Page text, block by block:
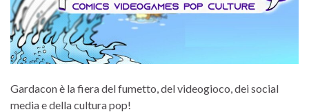
Gardacon è la fiera del fumetto, del videogioco, dei social
media e della cultura pop!